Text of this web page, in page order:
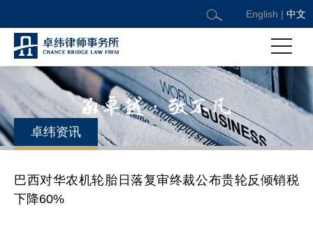
English | 中文
卓纬资讯
巴西对华农机轮胎日落复审终裁公布贵轮反倾销税
下降60%